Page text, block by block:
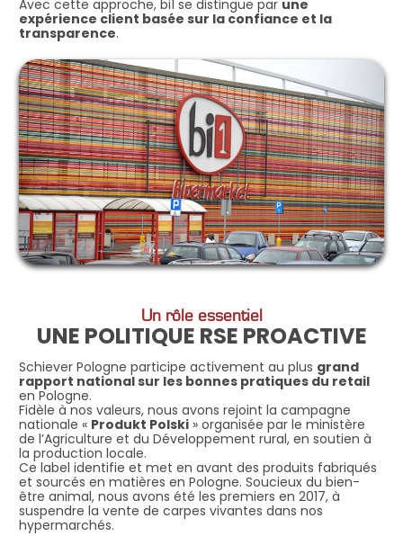
Avec cette approche, bi1 se distingue par une
expérience client basée sur la confiance et la
transparence.
Un rôle essentiel
UNE POLITIQUE RSE PROACTIVE
Schiever Pologne participe activement au plus grand
rapport national sur les bonnes pratiques du retail
en Pologne.
Fidèle à nos valeurs, nous avons rejoint la campagne
nationale « Produkt Polski » organisée par le ministère
de l’Agriculture et du Développement rural, en soutien à
la production locale.
Ce label identifie et met en avant des produits fabriqués
et sourcés en matières en Pologne. Soucieux du bien-
être animal, nous avons été les premiers en 2017, à
suspendre la vente de carpes vivantes dans nos
hypermarchés.